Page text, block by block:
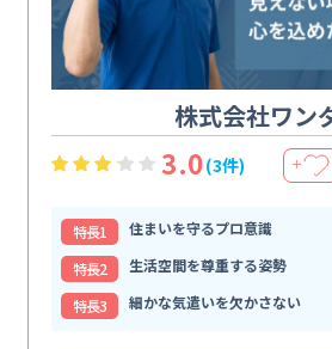
株式会社ワン
3.0(3件) ＋
特⻑1
住まいを守るプロ意識
特⻑2
生活空間を尊重する姿勢
特⻑3
細かな気遣いを欠かさない